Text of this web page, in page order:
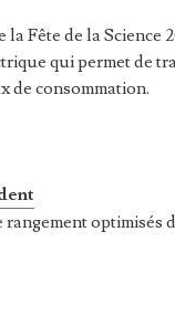
la Fête de la
qui permet de
de consommation.
rangement optimisés